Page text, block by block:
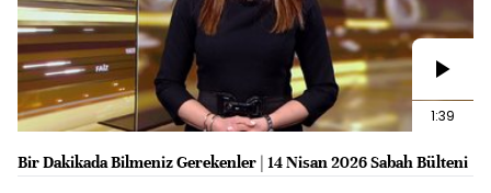
1:39
Bir Dakikada Bilmeniz Gerekenler | 14 Nisan 2026 Sabah Bülteni